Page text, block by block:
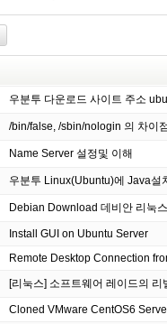
우분투 다운로드 사이트 주소
/bin/false, /sbin/nologin 의 차이
Name Server 설정및 이해
우분투 Linux(Ubuntu)에 Java설
Debian Download 데비안 리눅
Install GUI on Ubuntu Server
Remote Desktop Connection
[리눅스] 소프트웨어 레이드의